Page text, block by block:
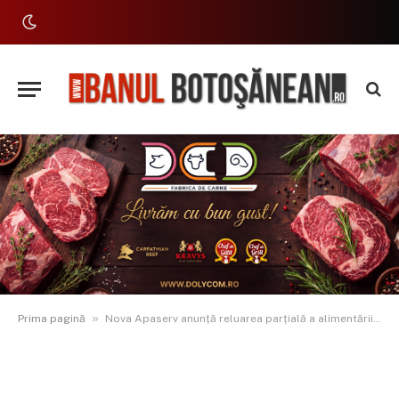
Prima pagină » Nova Apaserv anunță reluarea parțială a alimentării cu apă în Curtești